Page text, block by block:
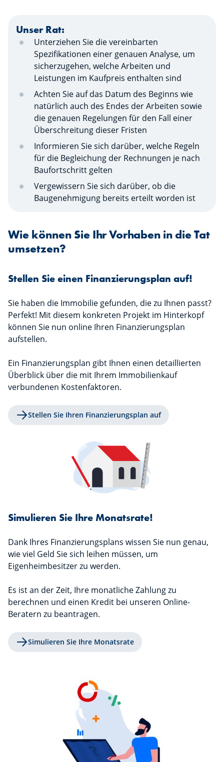
Unser Rat:
Unterziehen Sie die vereinbarten
Spezifikationen einer genauen Analyse, um
sicherzugehen, welche Arbeiten und
Leistungen im Kaufpreis enthalten sind
Achten Sie auf das Datum des Beginns wie
natürlich auch des Endes der Arbeiten sowie
die genauen Regelungen für den Fall einer
Überschreitung dieser Fristen
Informieren Sie sich darüber, welche Regeln
für die Begleichung der Rechnungen je nach
Baufortschritt gelten
Vergewissern Sie sich darüber, ob die
Baugenehmigung bereits erteilt worden ist
Wie können Sie Ihr Vorhaben in die Tat
umsetzen?
Stellen Sie einen Finanzierungsplan auf!
Sie haben die Immobilie gefunden, die zu Ihnen passt?
Perfekt! Mit diesem konkreten Projekt im Hinterkopf
können Sie nun online Ihren Finanzierungsplan
aufstellen.
Ein Finanzierungsplan gibt Ihnen einen detaillierten
Überblick über die mit Ihrem Immobilienkauf
verbundenen Kostenfaktoren.
Stellen Sie Ihren Finanzierungsplan auf
Simulieren Sie Ihre Monatsrate!
Dank Ihres Finanzierungsplans wissen Sie nun genau,
wie viel Geld Sie sich leihen müssen, um
Eigenheimbesitzer zu werden.
Es ist an der Zeit, Ihre monatliche Zahlung zu
berechnen und einen Kredit bei unseren Online-
Beratern zu beantragen.
Simulieren Sie Ihre Monatsrate